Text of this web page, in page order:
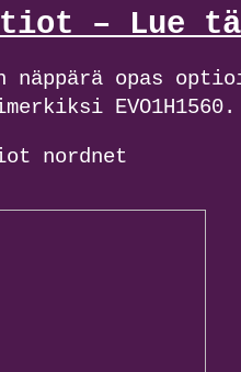
– Lue
opas
nordnet